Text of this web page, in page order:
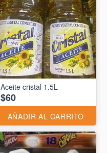
Aceite cristal 1.5L
$60
AÑADIR AL CARRITO